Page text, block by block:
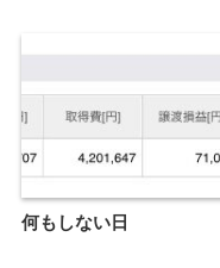
何もしない日